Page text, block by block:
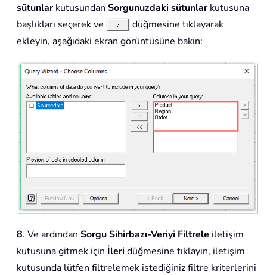
sütunlarkutusundan Sorgunuzdaki sütunlarkutusuna
başlıkları seçerek ve
düğmesine tıklayarak
ekleyin, aşağıdaki ekran görüntüsüne bakın:
8. Ve ardından Sorgu Sihirbazı-Veriyi Filtrele iletişim
kutusuna gitmek için İleri düğmesine tıklayın, iletişim
kutusunda lütfen filtrelemek istediğiniz filtre kriterlerini